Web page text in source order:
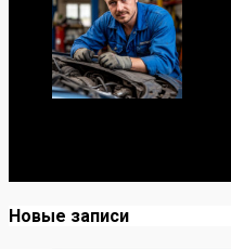
Новые записи